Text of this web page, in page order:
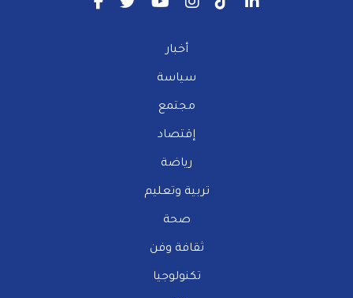
أخبار
سياسة
مجتمع
إقتصاد
رياضة
تربية وتعليم
صحة
ثقافة وفن
تكنولوجيا